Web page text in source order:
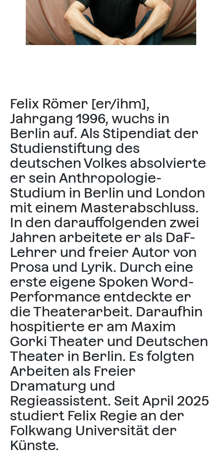
Felix Römer [er/ihm],
Jahrgang 1996, wuchs in
Berlin auf. Als Stipendiat der
Studienstiftung des
deutschen Volkes absolvierte
er sein Anthropologie-
Studium in Berlin und London
mit einem Masterabschluss.
In den darauffolgenden zwei
Jahren arbeitete er als DaF-
Lehrer und freier Autor von
Prosa und Lyrik. Durch eine
erste eigene Spoken Word-
Performance entdeckte er
die Theaterarbeit. Daraufhin
hospitierte er am Maxim
Gorki Theater und Deutschen
Theater in Berlin. Es folgten
Arbeiten als Freier
Dramaturg und
Regieassistent. Seit April 2025
studiert Felix Regie an der
Folkwang Universität der
Künste.